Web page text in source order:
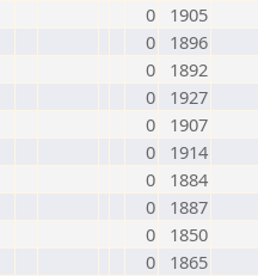
0
1905
0
1896
0
1892
0
1927
0
1907
0
1914
0
1884
0
1887
0
1850
0
1865